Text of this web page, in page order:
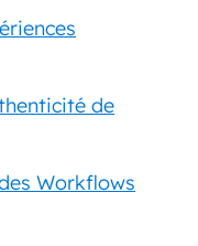
de
Workflows